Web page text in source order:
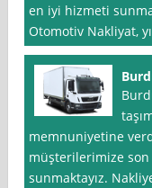
en iyi hizmeti
Otomotiv Nakliyat,
memnuniyetine
müşterilerimize
sunmaktayız.